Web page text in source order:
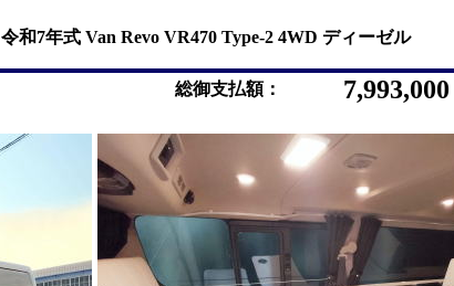
令和7年式 Van Revo VR470 Type-2 4WD ディーゼル
総御支払額： 7,993,000